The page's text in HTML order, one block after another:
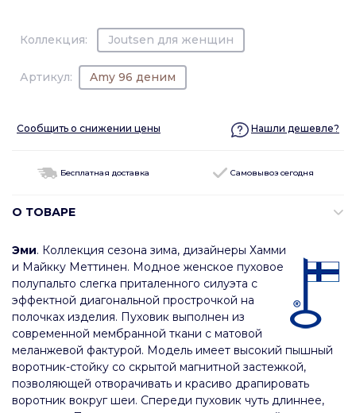
Коллекция: Joutsen для женщин
Артикул: Amy 96 деним
Сообщить о снижении цены Нашли дешевле?
Бесплатная доставка Самовывоз сегодня
О ТОВАРЕ
Эми. Коллекция сезона зима, дизайнеры Хамми
и Майкку Меттинен. Модное женское пуховое
полупальто слегка приталенного силуэта с
эффектной диагональной прострочкой на
полочках изделия. Пуховик выполнен из
современной мембранной ткани с матовой
меланжевой фактурой. Модель имеет высокий пышный
воротник-стойку со скрытой магнитной застежкой,
позволяющей отворачивать и красиво драпировать
воротник вокруг шеи. Спереди пуховик чуть длиннее,